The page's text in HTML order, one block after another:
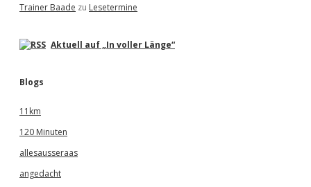
Trainer Baade zu Lesetermine
Aktuell auf „In voller Länge“
Blogs
11km
120 Minuten
allesausseraas
angedacht